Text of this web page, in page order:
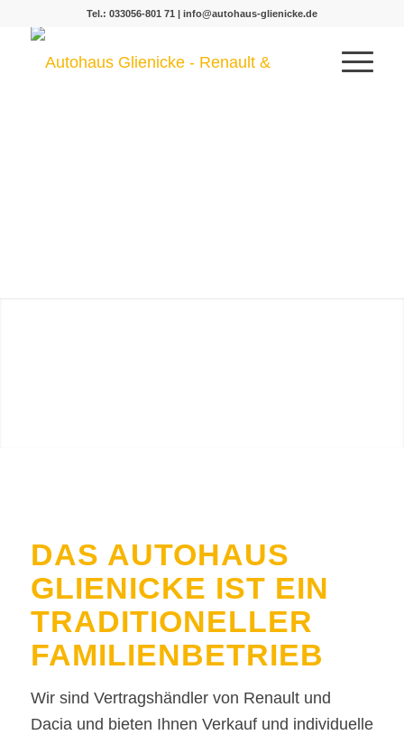
Tel.: 033056-801 71 | info@autohaus-glienicke.de
DAS AUTOHAUS
GLIENICKE IST EIN
TRADITIONELLER
FAMILIENBETRIEB
Wir sind Vertragshändler von Renault und
Dacia und bieten Ihnen Verkauf und individuelle